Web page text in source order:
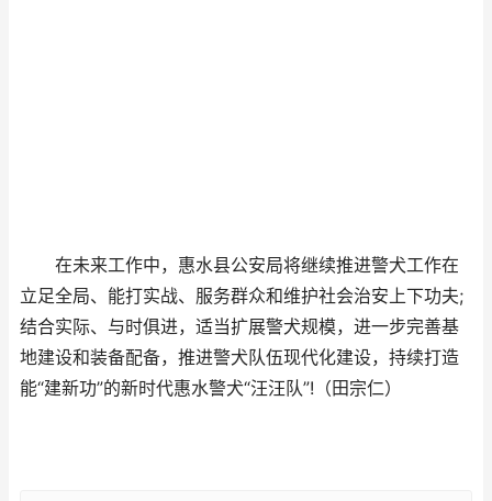
在未来工作中，惠水县公安局将继续推进警犬工作在
立足全局、能打实战、服务群众和维护社会治安上下功夫;
结合实际、与时俱进，适当扩展警犬规模，进一步完善基
地建设和装备配备，推进警犬队伍现代化建设，持续打造
能“建新功”的新时代惠水警犬“汪汪队”!（田宗仁）